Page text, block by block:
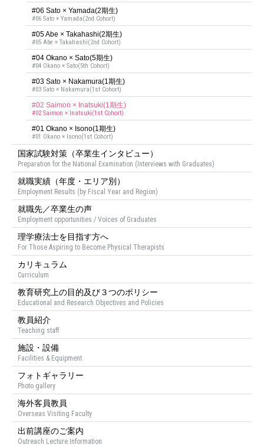
#06 Sato × Yamada(2期⽣)
#06 Sato × Yamada(2nd Cohort)
#05 Abe × Takahashi(2期⽣)
#05 Abe × Takahashi(2nd Cohort)
#04 Okano × Sato(5期生)
#04 Okano × Sato(5th Cohort)
#03 Sato × Nakamura(1期生)
#03 Sato × Nakamura(1st Cohort)
#02 Saimon × Inatsuki(1期生)
#02 Saimon × Inatsuki(1st Cohort)
#01 Okano × Isono(1期生)
#01 Okano × Isono(1st Cohort)
国家試験対策（卒業生インタビュー）
Preparation for the National Examination (Interviews with Graduates)
就職実績（年度・エリア別）
Employment Results (by Fiscal Year and Region)
就職先／卒業生の声
Employment opportunities / Voices of Graduates
理学療法士を目指す方へ
For Those Aspiring to Become Physical Therapists
カリキュラム
Curriculum
教育研究上の目的及び３つのポリシー
Educational and Research Objectives and Policies
教員紹介
Teaching staff
施設・設備
Facilities & Equipment
フォトギャラリー
Photo gallery
海外客員教員
Overseas Visiting Faculty
出前講座のご案内
Outreach Lecture Information